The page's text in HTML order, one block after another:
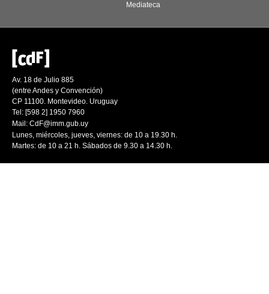
Mediateca
Av. 18 de Julio 885
(entre Andes y Convención)
CP 11100. Montevideo. Uruguay
Tel: [598 2] 1950 7960
Mail: CdF@imm.gub.uy
Lunes, miércoles, jueves, viernes: de 10 a 19.30 h.
Martes: de 10 a 21 h. Sábados de 9.30 a 14.30 h.